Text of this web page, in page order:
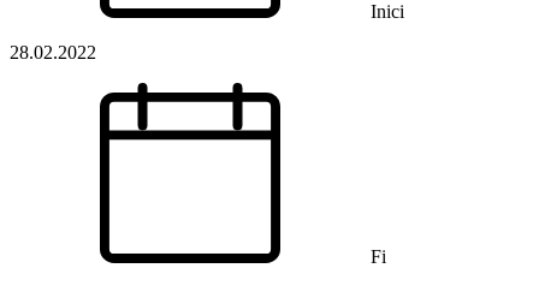
Inici
28.02.2022
Fi